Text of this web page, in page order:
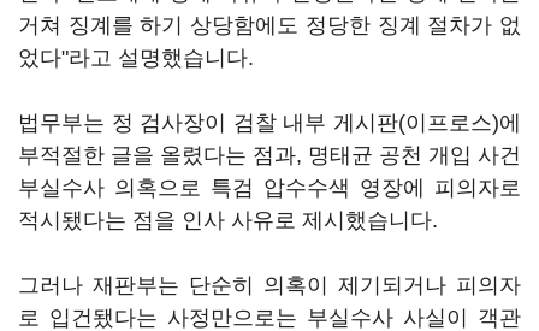
거쳐 징계를 하기 상당함에도 정당한 징계 절차가 없
었다"라고 설명했습니다.
법무부는 정 검사장이 검찰 내부 게시판(이프로스)에
부적절한 글을 올렸다는 점과, 명태균 공천 개입 사건
부실수사 의혹으로 특검 압수수색 영장에 피의자로
적시됐다는 점을 인사 사유로 제시했습니다.
그러나 재판부는 단순히 의혹이 제기되거나 피의자
로 입건됐다는 사정만으로는 부실수사 사실이 객관